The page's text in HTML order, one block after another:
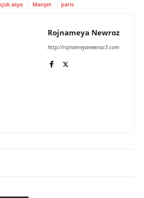
asya Manşet paris
Rojnameya Newroz
http://rojnameyanewroz3.com